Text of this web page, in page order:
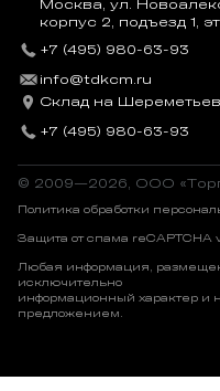
Москва, ул.
корпус 2, подъезд 1,
+7 (495) 980-63-93
info@tdkcm.ru
Склад на
+7 (495) 980-63-93
© 2009—2026, OOO
Политика обработки
Защита от спама reCAPTCHA
Любая информация,
исключительно
информационный характер и
предложением.